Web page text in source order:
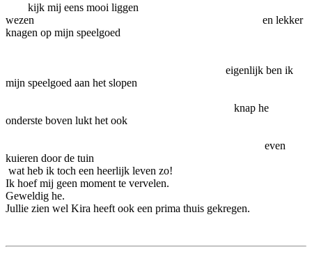
kijk mij eens mooi liggen
wezen en lekker
knagen op mijn speelgoed
eigenlijk ben ik
mijn speelgoed aan het slopen
knap he
onderste boven lukt het ook
even
kuieren door de tuin
wat heb ik toch een heerlijk leven zo!
Ik hoef mij geen moment te vervelen.
Geweldig he.
Jullie zien wel Kira heeft ook een prima thuis gekregen.